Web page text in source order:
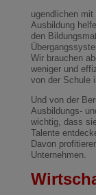
ugendlichen
Ausbildung
den
Wir brauchen
weniger und
von der Schule
Und von der
Ausbildungs-
wichtig, dass
Talente
Davon
Unternehmen.